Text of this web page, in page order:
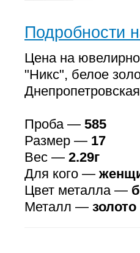
Подробности
Цена на
"Никс", белое
Проба — 585
Размер — 17
Вес — 2.29г
Для кого —
Цвет металла —
Металл — золото